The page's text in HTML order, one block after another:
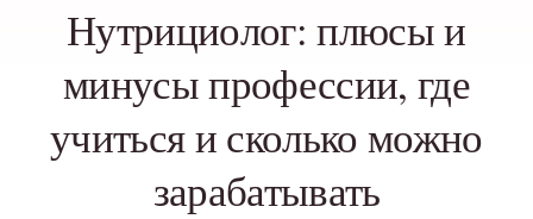
Нутрициолог: плюсы и
минусы профессии, где
учиться и сколько можно
зарабатывать